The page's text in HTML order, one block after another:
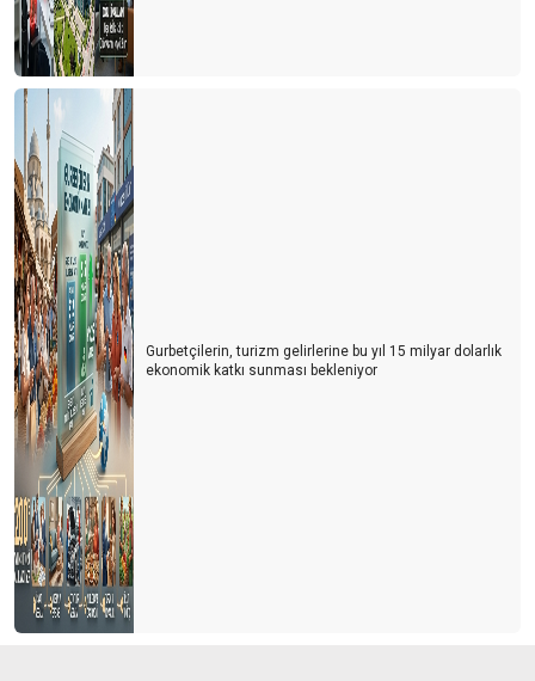
Gurbetçilerin, turizm gelirlerine bu yıl 15 milyar dolarlık
ekonomik katkı sunması bekleniyor